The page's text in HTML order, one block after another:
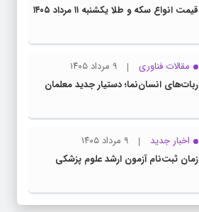
قیمت انواع سکه و طلا یکشنبه ۱۱ مرداد ۱۴۰۵
مقالات فناوری
۹ مرداد ۱۴۰۵
ربات‌های انسان‌نما؛ دستیار جدید معلمان
اخبار جدید
۹ مرداد ۱۴۰۵
زمان ثبت‌نام آزمون ارشد علوم پزشکی